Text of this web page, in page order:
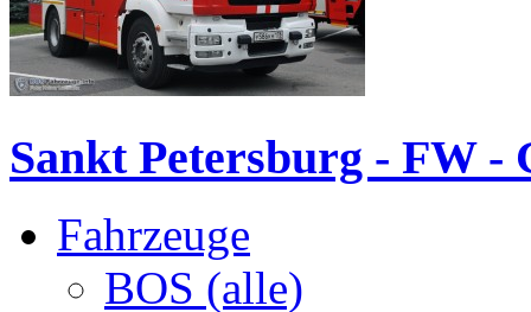
Sankt Petersburg - FW -
Fahrzeuge
BOS (alle)